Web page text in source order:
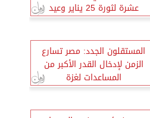
عشرة لثورة 25 يناير وعيد
الشرطة الـ73
المستقلون الجدد: مصر تسارع
الزمن لإدخال القدر الأكبر من
المساعدات لغزة